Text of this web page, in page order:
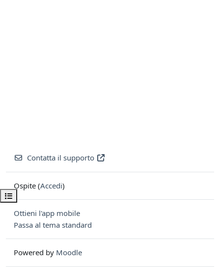
Apri indice del corso
Contatta il supporto
Ospite (Accedi)
Ottieni l'app mobile
Passa al tema standard
Powered by Moodle